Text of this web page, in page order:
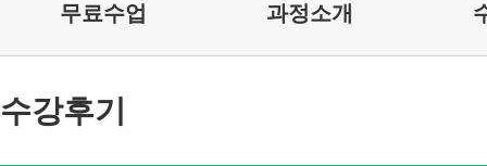
무료수업 과정소개
수강후기